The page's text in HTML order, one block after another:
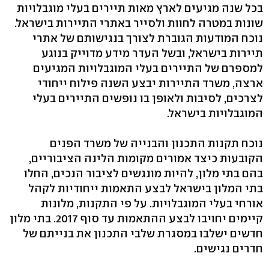
בכל שנה מגיעים לארץ מאות תיירים בעלי מוגבלויות
שונות במטרה לחוות ולסייר באתרי התיירות בישראל.
נוכח המודעות הגוברת לצורך בנגישותם של אתרי
תיירות בישראל, ובשל העדר מידע מדוייק בנוגע
למספרם של התיירים בעלי המוגבלויות המגיעים
ארצה, משרד התיירות יבצע השנה פילוח ייחודי
לצרכים, לסיבות ולאופן בו נופשים התיירים בעלי
המוגבלויות בישראל.
נוכח תקנות התכנון והבנייה של משרד הפנים
הקובעות כיצד אמורים מקומות הלינה הציבוריים,
בהם בתי מלון, להיות מונגשים לציבור הנכים, החלו
בתי המלון בישראל לבצע התאמות ייחודיות לקהל
אורחי בעלי המוגבלויות. על פי התקנות, מלונות
קיימים יחויבו לבצע ההתאמות עד סוף 2017. בתי מלון
חדשים ישלבו במסגרת שלבי התכנון את בנייתם של
חדרים נגישים.